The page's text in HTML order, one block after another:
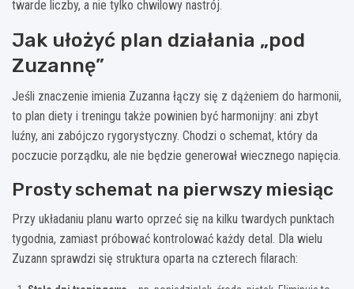
twarde liczby, a nie tylko chwilowy nastrój.
Jak ułożyć plan działania „pod
Zuzannę”
Jeśli znaczenie imienia Zuzanna łączy się z dążeniem do harmonii,
to plan diety i treningu także powinien być harmonijny: ani zbyt
luźny, ani zabójczo rygorystyczny. Chodzi o schemat, który da
poczucie porządku, ale nie będzie generował wiecznego napięcia.
Prosty schemat na pierwszy miesiąc
Przy układaniu planu warto oprzeć się na kilku twardych punktach
tygodnia, zamiast próbować kontrolować każdy detal. Dla wielu
Zuzann sprawdzi się struktura oparta na czterech filarach: